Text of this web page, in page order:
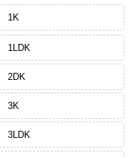
1K
1LDK
2DK
3K
3LDK